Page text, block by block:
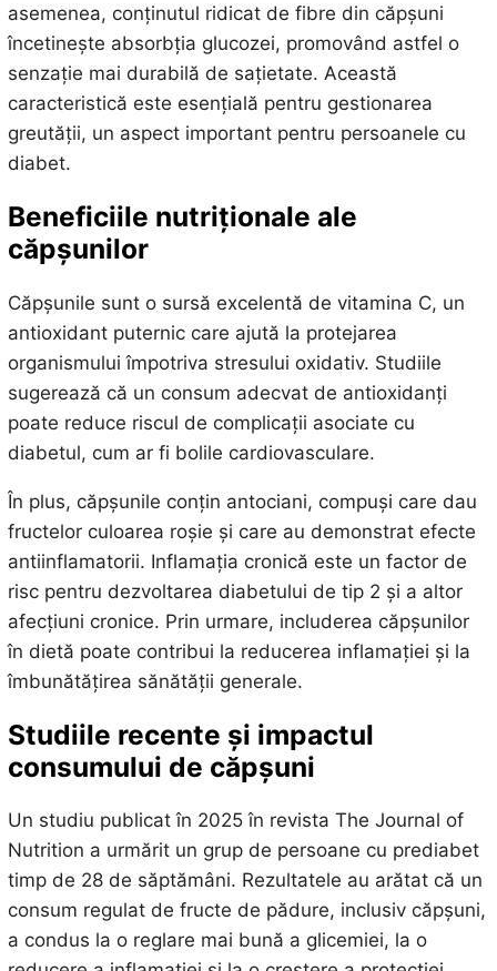
asemenea, conținutul ridicat de fibre din căpșuni
încetinește absorbția glucozei, promovând astfel o
senzație mai durabilă de sațietate. Această
caracteristică este esențială pentru gestionarea
greutății, un aspect important pentru persoanele cu
diabet.
Beneficiile nutriționale ale
căpșunilor
Căpșunile sunt o sursă excelentă de vitamina C, un
antioxidant puternic care ajută la protejarea
organismului împotriva stresului oxidativ. Studiile
sugerează că un consum adecvat de antioxidanți
poate reduce riscul de complicații asociate cu
diabetul, cum ar fi bolile cardiovasculare.
În plus, căpșunile conțin antociani, compuși care dau
fructelor culoarea roșie și care au demonstrat efecte
antiinflamatorii. Inflamația cronică este un factor de
risc pentru dezvoltarea diabetului de tip 2 și a altor
afecțiuni cronice. Prin urmare, includerea căpșunilor
în dietă poate contribui la reducerea inflamației și la
îmbunătățirea sănătății generale.
Studiile recente și impactul
consumului de căpșuni
Un studiu publicat în 2025 în revista The Journal of
Nutrition a urmărit un grup de persoane cu prediabet
timp de 28 de săptămâni. Rezultatele au arătat că un
consum regulat de fructe de pădure, inclusiv căpșuni,
a condus la o reglare mai bună a glicemiei, la o